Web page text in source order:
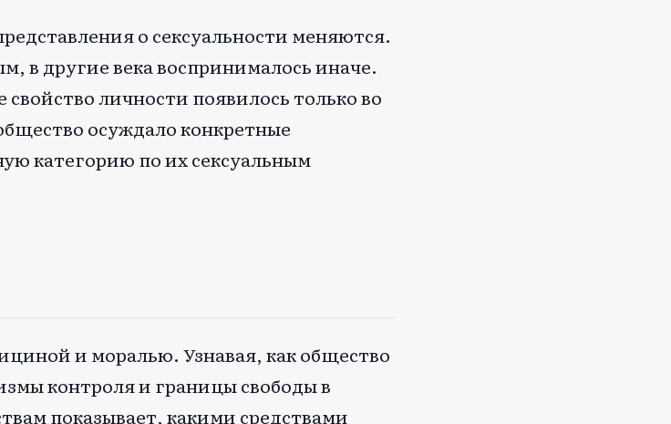
о сексуальности меняются.
в другие века воспринималось иначе.
личности появилось только во
осуждало конкретные
категорию по их сексуальным
и моралью. Узнавая, как общество
контроля и границы свободы в
показывает, какими средствами